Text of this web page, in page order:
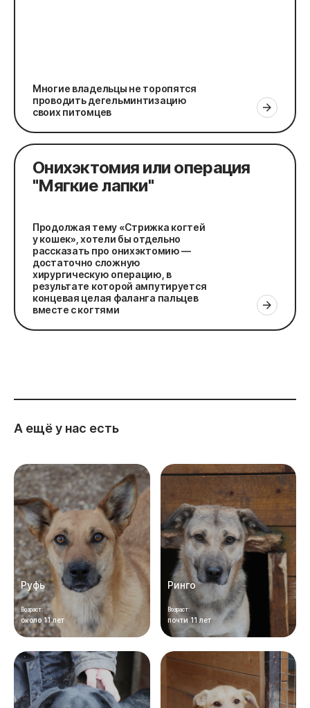
Многие владельцы не торопятся
проводить дегельминтизацию
своих питомцев
Онихэктомия или операция
"Мягкие лапки"
Продолжая тему «Стрижка когтей
у кошек», хотели бы отдельно
рассказать про онихэктомию —
достаточно сложную
хирургическую операцию, в
результате которой ампутируется
концевая целая фаланга пальцев
вместе с когтями
А ещё у нас есть
Руфь
Возраст:
около 11 лет
Ринго
Возраст:
почти 11 лет